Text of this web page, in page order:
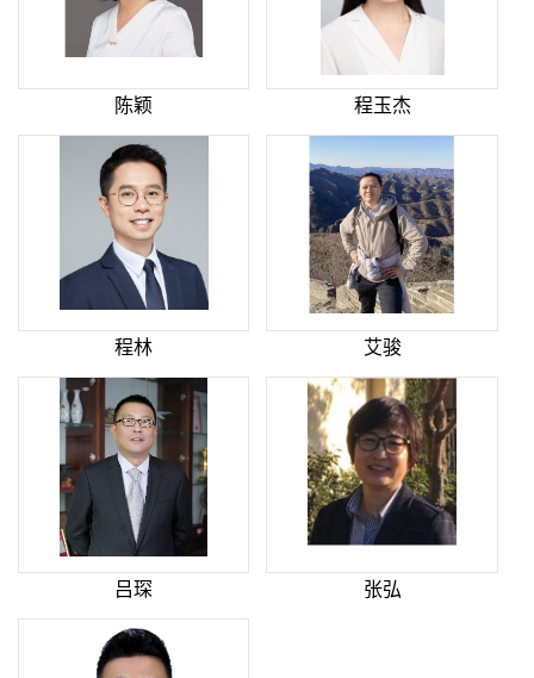
陈颖 程玉杰
程林 艾骏
吕琛 张弘